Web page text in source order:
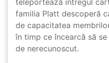
teleportează întregul
familia Platt descoperă
de capacitatea
în timp ce încearcă să
de nerecunoscut.